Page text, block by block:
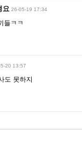
요 26-05-19 17:34
들ㅋㅋ
20 13:57
도 못하지